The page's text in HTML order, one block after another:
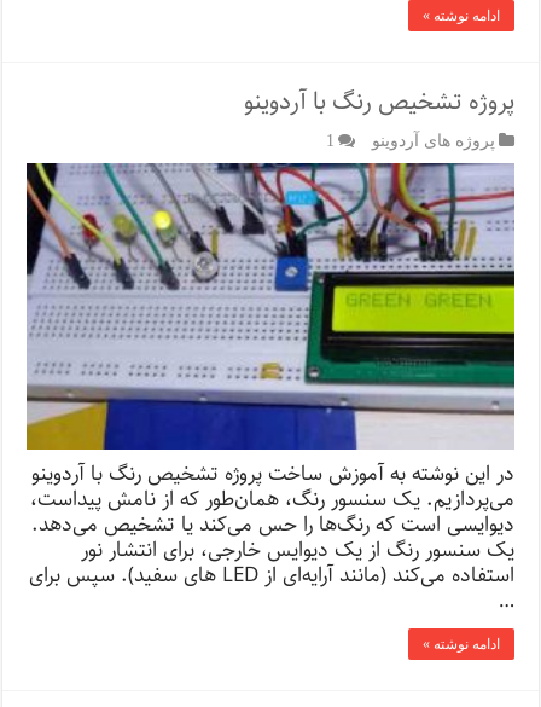
ادامه نوشته »
پروژه تشخیص رنگ با آردوینو
پروژه های آردوینو 1
در این نوشته به آموزش ساخت پروژه تشخیص رنگ با آردوینو
می‌پردازیم. یک سنسور رنگ، همان‌طور که از نامش پیداست،
دیوایسی است که رنگ‌ها را حس می‌کند یا تشخیص می‌دهد.
یک سنسور رنگ از یک دیوایس خارجی، برای انتشار نور
استفاده می‌کند (مانند آرایه‌ای از LED های سفید). سپس برای
…
ادامه نوشته »